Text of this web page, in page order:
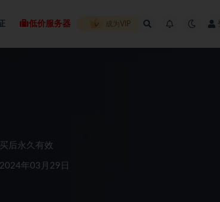
低价服务器 成为VIP
后永久有效
年03月29日